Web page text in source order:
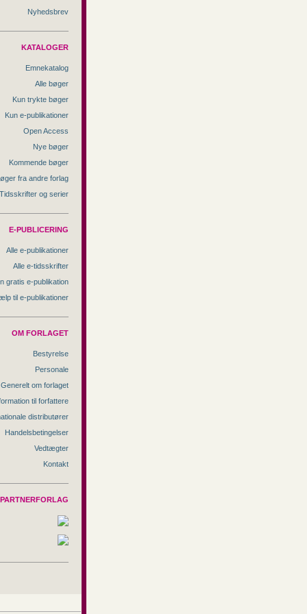
Nyhedsbrev
KATALOGER
Emnekatalog
Alle bøger
Kun trykte bøger
Kun e-publikationer
Open Access
Nye bøger
Kommende bøger
fra andre forlag
Tidsskrifter og serier
E-PUBLICERING
Alle e-publikationer
Alle e-tidsskrifter
gratis e-publikation
til e-publikationer
OM FORLAGET
Bestyrelse
Personale
Generelt om forlaget
til forfattere
distributører
Handelsbetingelser
Vedtægter
Kontakt
PARTNERFORLAG